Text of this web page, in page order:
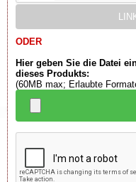
ODER
Hier geben Sie die Datei
dieses Produkts:
(60MB max; Erlaubte